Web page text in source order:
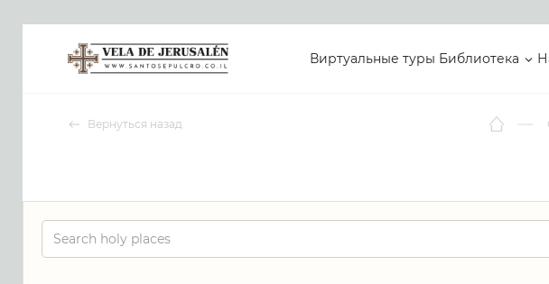
Виртуальные туры Библиотека
Вернуться назад